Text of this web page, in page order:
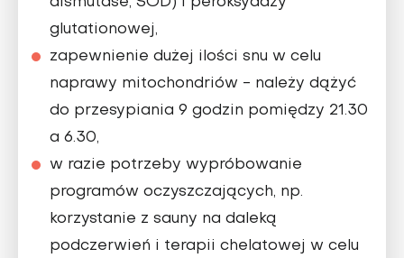
dismutase, SOD) i peroksydazy
glutationowej,
zapewnienie dużej ilości snu w celu
naprawy mitochondriów - należy dążyć
do przesypiania 9 godzin pomiędzy 21.30
a 6.30,
w razie potrzeby wypróbowanie
programów oczyszczających, np.
korzystanie z sauny na daleką
podczerwień i terapii chelatowej w celu